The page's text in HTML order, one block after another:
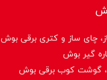
چای ساز و کتری برقی بوش
گیر بوش
گوشت کوب برقی بوش